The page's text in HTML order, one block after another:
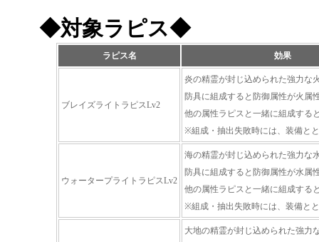
◆対象ラピス◆
ラピス名 効果
ブレイズライトラピスLv2
炎の精霊が封じ込められた強力な
防具に組成すると防御属性が火属
他の属性ラピスと一緒に組成する
※組成・抽出失敗時には、装備と
ウォータープライトラピスLv2
海の精霊が封じ込められた強力な
防具に組成すると防御属性が水属
他の属性ラピスと一緒に組成する
※組成・抽出失敗時には、装備と
大地の精霊が封じ込められた強力